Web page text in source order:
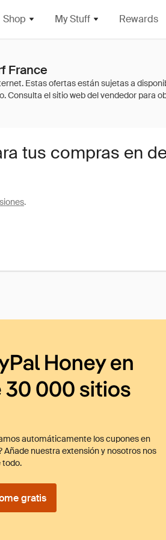
Shop My Stuff Rewards
France
tus compras en
.
Honey en
30 000 sitios
automáticamente los cupones en
Añade nuestra extensión y nosotros nos
todo.
gratis